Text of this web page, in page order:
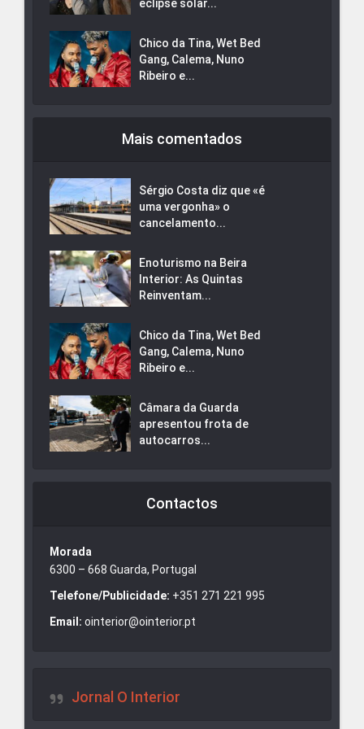
eclipse solar...
Chico da Tina, Wet Bed
Gang, Calema, Nuno
Ribeiro e...
Mais comentados
Sérgio Costa diz que «é
uma vergonha» o
cancelamento...
Enoturismo na Beira
Interior: As Quintas
Reinventam...
Chico da Tina, Wet Bed
Gang, Calema, Nuno
Ribeiro e...
Câmara da Guarda
apresentou frota de
autocarros...
Contactos
Morada
6300 – 668 Guarda, Portugal
Telefone/Publicidade: +351 271 221 995
Email: ointerior@ointerior.pt
Jornal O Interior